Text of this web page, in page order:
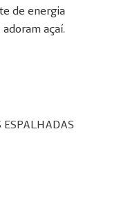
de energia
açaí.